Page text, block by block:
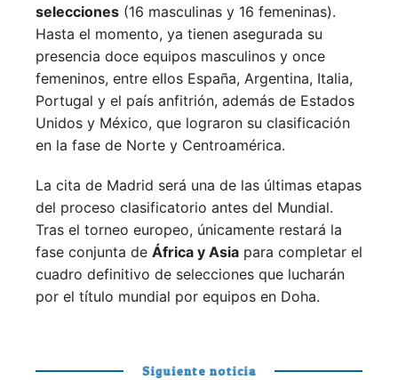
selecciones (16 masculinas y 16 femeninas).
Hasta el momento, ya tienen asegurada su
presencia doce equipos masculinos y once
femeninos, entre ellos España, Argentina, Italia,
Portugal y el país anfitrión, además de Estados
Unidos y México, que lograron su clasificación
en la fase de Norte y Centroamérica.
La cita de Madrid será una de las últimas etapas
del proceso clasificatorio antes del Mundial.
Tras el torneo europeo, únicamente restará la
fase conjunta de África y Asia para completar el
cuadro definitivo de selecciones que lucharán
por el título mundial por equipos en Doha.
Siguiente noticia